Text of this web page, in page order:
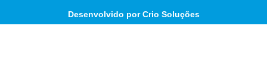
Desenvolvido por Crio Soluções